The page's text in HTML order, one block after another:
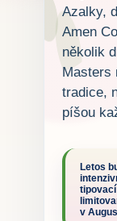
Azalky,
Amen
několik
Masters
tradice,
píšou
Letos
v